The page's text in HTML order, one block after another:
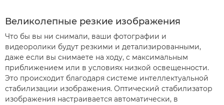
Великолепные резкие изображения
Что бы вы ни снимали, ваши фотографии и
видеоролики будут резкими и детализированными,
даже если вы снимаете на ходу, с максимальным
приближением или в условиях низкой освещенности.
Это происходит благодаря системе интеллектуальной
стабилизации изображения. Оптический стабилизатор
изображения настраивается автоматически, в